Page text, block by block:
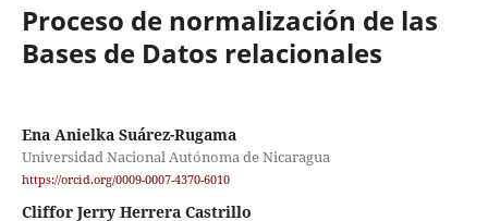
Proceso de normalización de las
Bases de Datos relacionales
Ena Anielka Suárez-Rugama
Universidad Nacional Autónoma de Nicaragua
https://orcid.org/0009-0007-4370-6010
Cliffor Jerry Herrera Castrillo